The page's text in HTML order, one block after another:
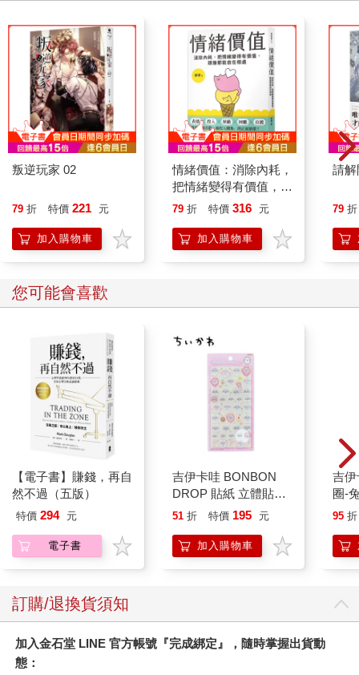
叛逆玩家 02
79 折 特價 221 元
加入購物車
情緒價值：消除內耗，
把情緒變得有價值，跟
誰都能自在相處
79 折 特價 316 元
加入購物車
請解
79 折
您可能會喜歡
【電子書】賺錢，再自
然不過（五版）
特價 294 元
電子書
吉伊卡哇 BONBON
DROP 貼紙 立體貼紙
水晶貼紙 手帳貼 裝飾
兔兔 Chiikawa
51 折 特價 195 元
加入購物車
吉伊卡哇
圈-
95 折
訂購/退換貨須知
加入金石堂 LINE 官方帳號『完成綁定』，隨時掌握出貨動
態：